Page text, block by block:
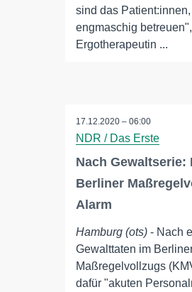
sind das
engmaschig
Ergotherapeutin ...
17.12.2020 – 06:00
NDR / Das Erste
Nach Gewaltserie:
Berliner
Alarm
Hamburg (ots) - Nach
Gewalttaten im
Maßregelvollzugs
dafür "akuten